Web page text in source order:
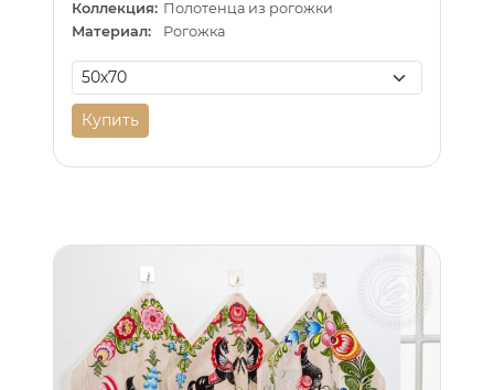
Коллекция: Полотенца из рогожки
Материал:
Рогожка
Купить